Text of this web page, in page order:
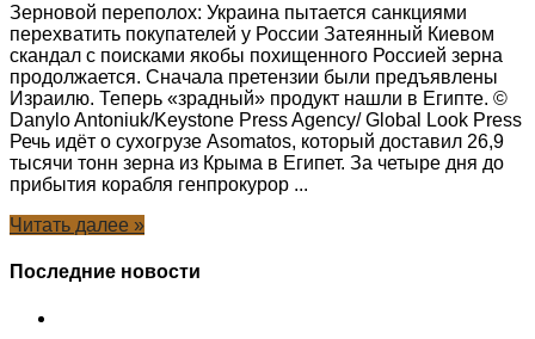
Зерновой переполох: Украина пытается санкциями
перехватить покупателей у России Затеянный Киевом
скандал с поисками якобы похищенного Россией зерна
продолжается. Сначала претензии были предъявлены
Израилю. Теперь «зрадный» продукт нашли в Египте. ©
Danylo Antoniuk/Keystone Press Agency/ Global Look Press
Речь идёт о сухогрузе Asomatos, который доставил 26,9
тысячи тонн зерна из Крыма в Египет. За четыре дня до
прибытия корабля генпрокурор ...
Читать далее »
Последние новости